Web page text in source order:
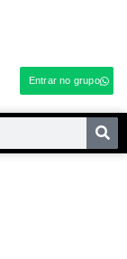
Entrar no grupo